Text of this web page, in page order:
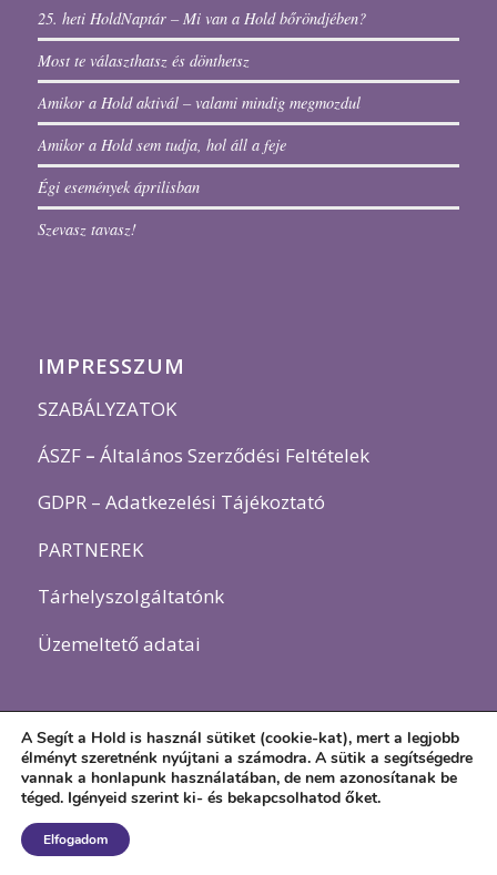
25. heti HoldNaptár – Mi van a Hold bőröndjében?
Most te választhatsz és dönthetsz
Amikor a Hold aktivál – valami mindig megmozdul
Amikor a Hold sem tudja, hol áll a feje
Égi események áprilisban
Szevasz tavasz!
IMPRESSZUM
SZABÁLYZATOK
ÁSZF– Általános Szerződési Feltételek
GDPR – Adatkezelési Tájékoztató
PARTNEREK
Tárhelyszolgáltatónk
Üzemeltető adatai
© Copyright - Segít a Hold
A Segít a Hold is használ sütiket (cookie-kat), mert a legjobb
élményt szeretnénk nyújtani a számodra. A sütik a segítségedre
vannak a honlapunk használatában, de nem azonosítanak be
téged. Igényeid szerint ki- és bekapcsolhatod őket.
Elfogadom